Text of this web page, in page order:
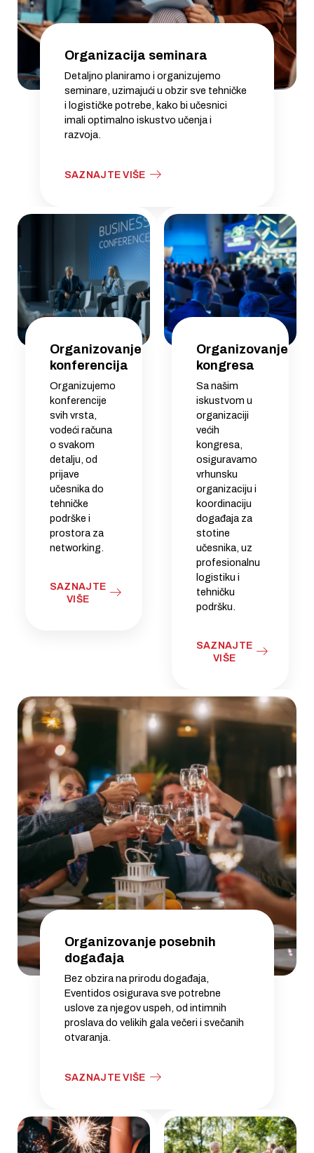
Organizacija seminara
Detaljno planiramo i organizujemo
seminare, uzimajući u obzir sve tehničke
i logističke potrebe, kako bi učesnici
imali optimalno iskustvo učenja i
razvoja.
SAZNAJTE VIŠE
Organizovanje
konferencija
Organizujemo
konferencije
svih vrsta,
vodeći računa
o svakom
detalju, od
prijave
učesnika do
tehničke
podrške i
prostora za
networking.
SAZNAJTE
VIŠE
Organizovanje
kongresa
Sa našim
iskustvom u
organizaciji
većih
kongresa,
osiguravamo
vrhunsku
organizaciju i
koordinaciju
događaja za
stotine
učesnika, uz
profesionalnu
logistiku i
tehničku
podršku.
SAZNAJTE
VIŠE
Organizovanje posebnih
događaja
Bez obzira na prirodu događaja,
Eventidos osigurava sve potrebne
uslove za njegov uspeh, od intimnih
proslava do velikih gala večeri i svečanih
otvaranja.
SAZNAJTE VIŠE